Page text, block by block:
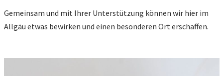
Gemeinsam und mit Ihrer Unterstützung können wir hier im
Allgäu etwas bewirken und einen besonderen Ort erschaffen.